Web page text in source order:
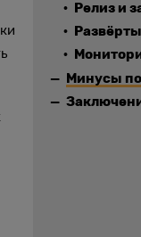
Релиз и
Минусы